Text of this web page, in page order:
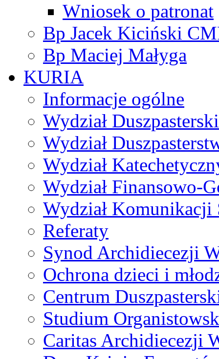
Wniosek o patronat
Bp Jacek Kiciński
Bp Maciej Małyga
KURIA
Informacje ogólne
Wydział Duszpasterski
Wydział
Wydział
Wydział Finansowo-
Wydział Komunikacji
Referaty
Synod Archidiecezji
Ochrona dzieci i
Centrum
Studium
Caritas Archidiecezji